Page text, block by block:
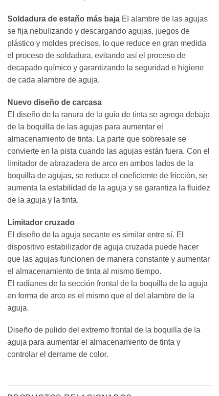
Soldadura de estaño más baja El alambre de las agujas
se fija nebulizando y descargando agujas, juegos de
plástico y moldes precisos, lo que reduce en gran medida
el proceso de soldadura, evitando así el proceso de
decapado químico y garantizando la seguridad e higiene
de cada alambre de aguja.
Nuevo diseño de carcasa
El diseño de la ranura de la guía de tinta se agrega debajo
de la boquilla de las agujas para aumentar el
almacenamiento de tinta. La parte que sobresale se
convierte en la pista cuando las agujas están fuera. Con el
limitador de abrazadera de arco en ambos lados de la
boquilla de agujas, se reduce el coeficiente de fricción, se
aumenta la estabilidad de la aguja y se garantiza la fluidez
de la aguja y la tinta.
Limitador cruzado
El diseño de la aguja secante es similar entre sí. El
dispositivo estabilizador de aguja cruzada puede hacer
que las agujas funcionen de manera constante y aumentar
el almacenamiento de tinta al mismo tiempo.
El radianes de la sección frontal de la boquilla de la aguja
en forma de arco es el mismo que el del alambre de la
aguja.
Diseño de pulido del extremo frontal de la boquilla de la
aguja para aumentar el almacenamiento de tinta y
controlar el derrame de color.